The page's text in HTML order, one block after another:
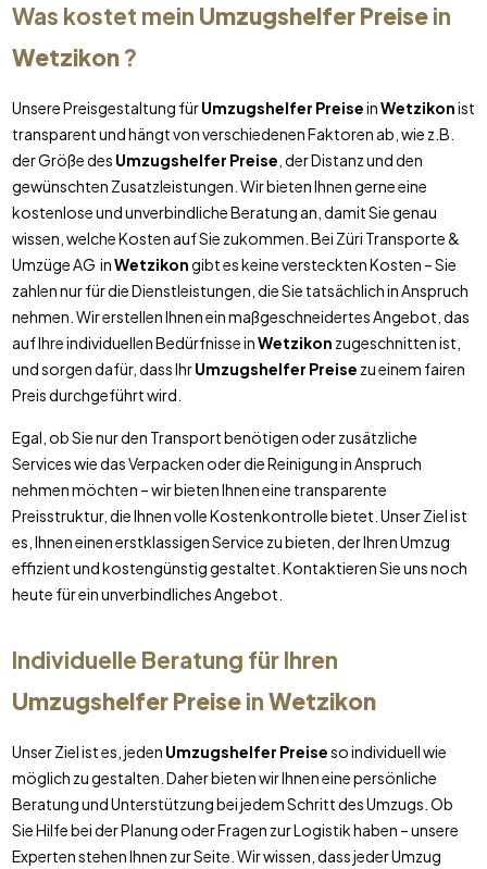
Was kostet mein Umzugshelfer Preisein
Wetzikon?
Unsere Preisgestaltung fürUmzugshelfer PreiseinWetzikonist
transparent und hängt von verschiedenen Faktoren ab, wie z.B.
der Größe des Umzugshelfer Preise , der Distanz und den
gewünschten Zusatzleistungen. Wir bieten Ihnen gerne eine
kostenlose und unverbindliche Beratung an, damit Sie genau
wissen, welche Kosten auf Sie zukommen. Bei Züri Transporte &
Umzüge AG inWetzikongibt es keine versteckten Kosten – Sie
zahlen nur für die Dienstleistungen, die Sie tatsächlich in Anspruch
nehmen. Wir erstellen Ihnen ein maßgeschneidertes Angebot, das
auf Ihre individuellen Bedürfnisse inWetzikon zugeschnitten ist,
und sorgen dafür, dass IhrUmzugshelfer Preise zu einem fairen
Preis durchgeführt wird.
Egal, ob Sie nur den Transport benötigen oder zusätzliche
Services wie das Verpacken oder die Reinigung in Anspruch
nehmen möchten – wir bieten Ihnen eine transparente
Preisstruktur, die Ihnen volle Kostenkontrolle bietet. Unser Ziel ist
es, Ihnen einen erstklassigen Service zu bieten, der Ihren Umzug
effizient und kostengünstig gestaltet. Kontaktieren Sie uns noch
heute für ein unverbindliches Angebot.
Individuelle Beratung für Ihren
Umzugshelfer PreiseinWetzikon
Unser Ziel ist es, jeden Umzugshelfer Preiseso individuell wie
möglich zu gestalten. Daher bieten wir Ihnen eine persönliche
Beratung und Unterstützung bei jedem Schritt des Umzugs. Ob
Sie Hilfe bei der Planung oder Fragen zur Logistik haben – unsere
Experten stehen Ihnen zur Seite. Wir wissen, dass jeder Umzug